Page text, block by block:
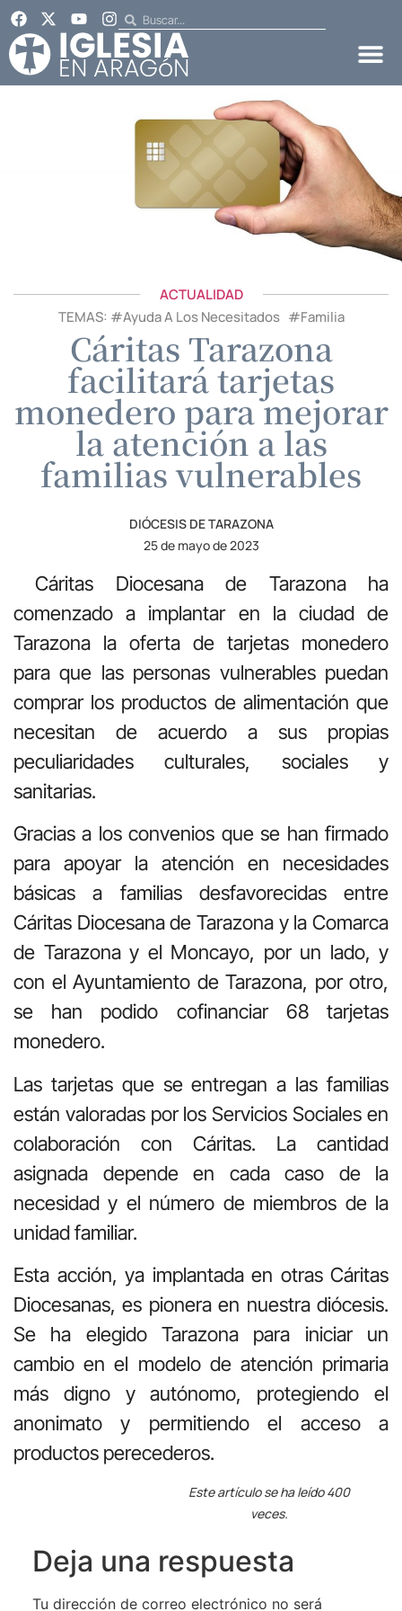
ACTUALIDAD
TEMAS: #Ayuda A Los Necesitados#Familia
Cáritas Tarazona
facilitará tarjetas
monedero para mejorar
la atención a las
familias vulnerables
DIÓCESIS DE TARAZONA
25 de mayo de 2023
Cáritas Diocesana de Tarazona ha
comenzado a implantar en la ciudad de
Tarazona la oferta de tarjetas monedero
para que las personas vulnerables puedan
comprar los productos de alimentación que
necesitan de acuerdo a sus propias
peculiaridades culturales, sociales y
sanitarias.
Gracias a los convenios que se han firmado
para apoyar la atención en necesidades
básicas a familias desfavorecidas entre
Cáritas Diocesana de Tarazona y la Comarca
de Tarazona y el Moncayo, por un lado, y
con el Ayuntamiento de Tarazona, por otro,
se han podido cofinanciar 68 tarjetas
monedero.
Las tarjetas que se entregan a las familias
están valoradas por los Servicios Sociales en
colaboración con Cáritas. La cantidad
asignada depende en cada caso de la
necesidad y el número de miembros de la
unidad familiar.
Esta acción, ya implantada en otras Cáritas
Diocesanas, es pionera en nuestra diócesis.
Se ha elegido Tarazona para iniciar un
cambio en el modelo de atención primaria
más digno y autónomo, protegiendo el
anonimato y permitiendo el acceso a
productos perecederos.
Este artículo se ha leído 400
veces.
Deja una respuesta
Tu dirección de correo electrónico no será